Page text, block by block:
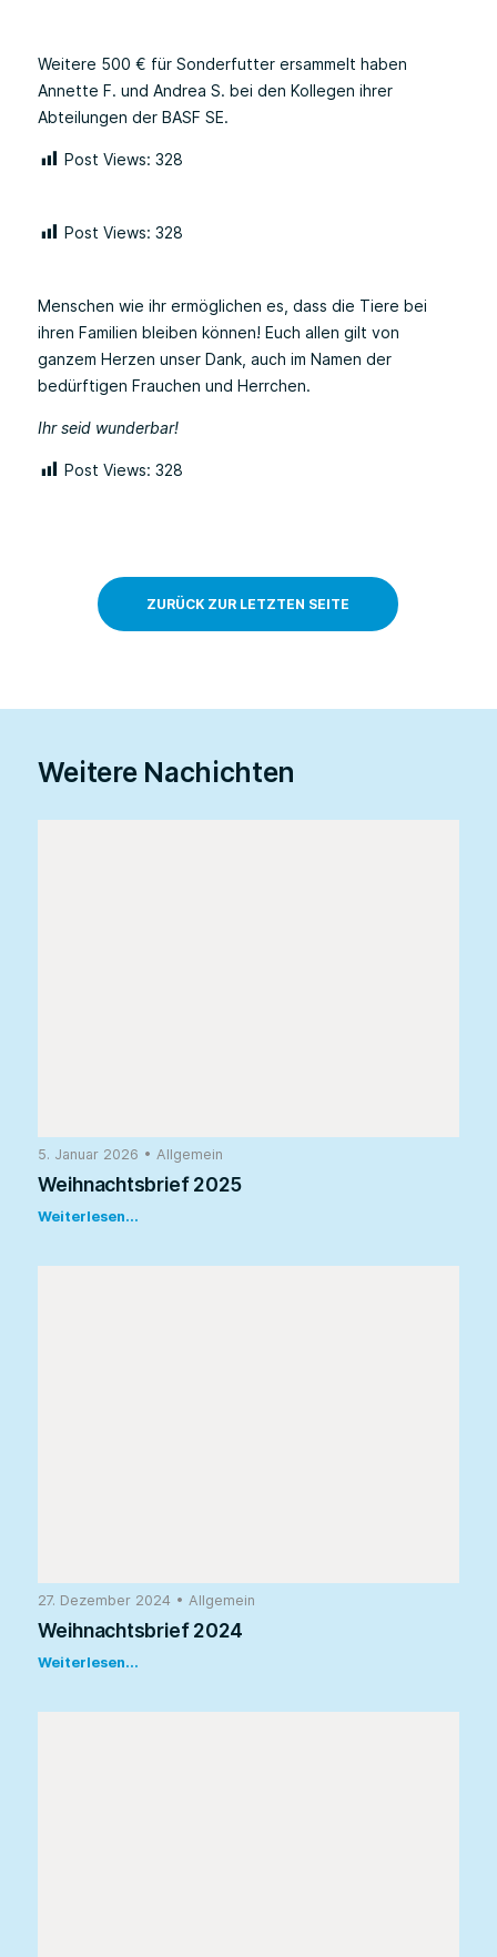
Weitere 500 € für Sonderfutter ersammelt haben
Annette F. und Andrea S. bei den Kollegen ihrer
Abteilungen der BASF SE.
Post Views: 328
Post Views: 328
Menschen wie ihr ermöglichen es, dass die Tiere bei
ihren Familien bleiben können! Euch allen gilt von
ganzem Herzen unser Dank, auch im Namen der
bedürftigen Frauchen und Herrchen.
Ihr seid wunderbar!
Post Views: 328
ZURÜCK ZUR LETZTEN SEITE
Weitere Nachichten
5. Januar 2026 • Allgemein
Weihnachtsbrief 2025
Weiterlesen...
27. Dezember 2024 • Allgemein
Weihnachtsbrief 2024
Weiterlesen...